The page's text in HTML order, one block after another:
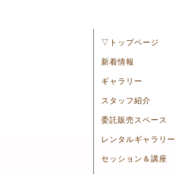
▽トップページ
新着情報
ギャラリー
スタッフ紹介
委託販売スペース
レンタルギャラリー
セッション＆講座